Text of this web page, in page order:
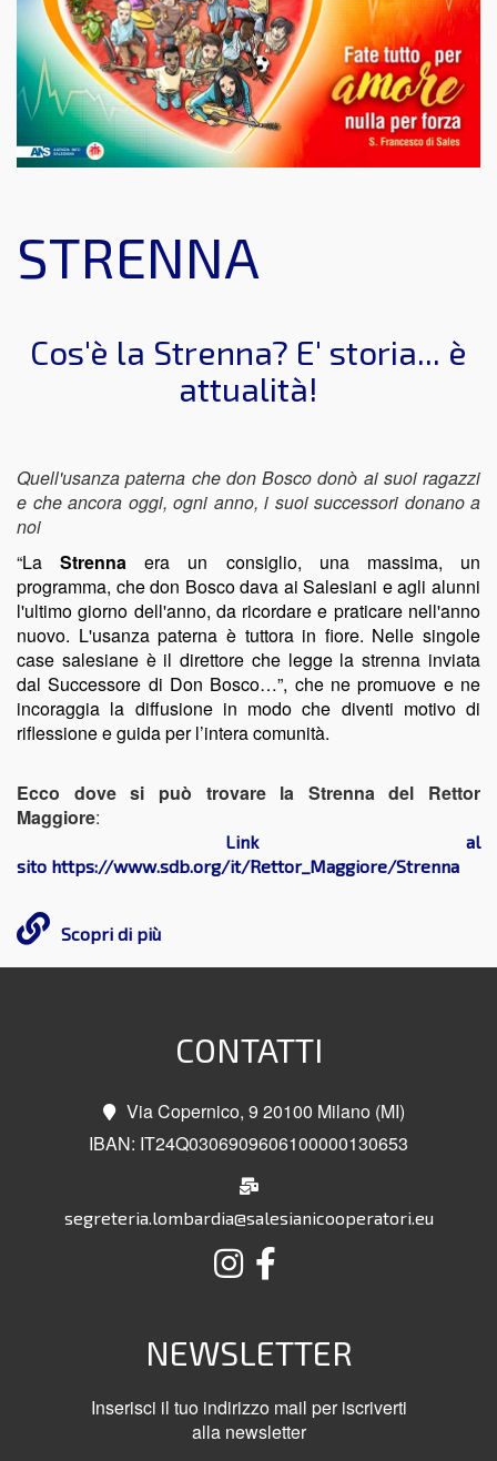
STRENNA
Cos'è la Strenna? E' storia... è
attualità!
Quell'usanza paterna che don Bosco donò ai suoi ragazzi
e che ancora oggi, ogni anno, i suoi successori donano a
noi
“LaStrenna era un consiglio, una massima, un
programma, che don Bosco dava ai Salesiani e agli alunni
l'ultimo giorno dell'anno, da ricordare e praticare nell'anno
nuovo. L'usanza paterna è tuttora in fiore. Nelle singole
case salesiane è il direttore che legge la strenna inviata
dal Successore di Don Bosco…”, che ne promuove e ne
incoraggia la diffusione in modo che diventi motivo di
riflessione e guida per l’intera comunità.
Ecco dove si può trovare la Strenna del Rettor
Maggiore:
Link al
sito https://www.sdb.org/it/Rettor_Maggiore/Strenna
Scopri di più
CONTATTI
Via Copernico, 9 20100 Milano (MI)
IBAN: IT24Q0306909606100000130653
segreteria.lombardia@salesianicooperatori.eu
NEWSLETTER
Inserisci il tuo indirizzo mail per iscriverti
alla newsletter